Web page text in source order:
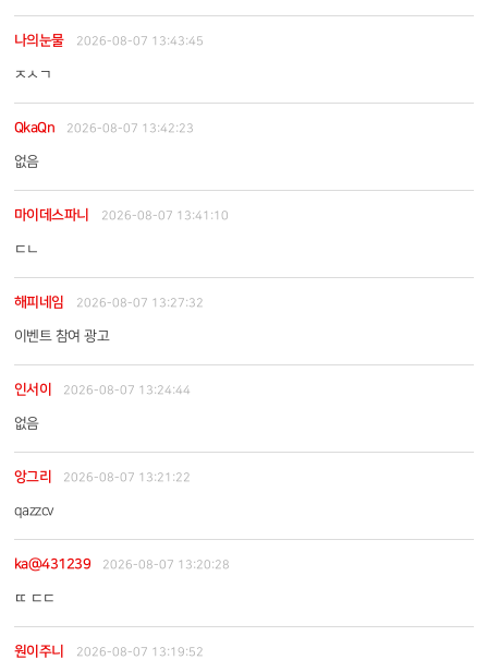
나의눈물 2026-08-07 13:43:45
ㅈㅅㄱ
QkaQn 2026-08-07 13:42:23
없음
마이데스파니 2026-08-07 13:41:10
ㄷㄴ
해피네임 2026-08-07 13:27:32
이벤트 참여 광고
인서이 2026-08-07 13:24:44
없음
앙그리 2026-08-07 13:21:22
qazzcv
ka@431239 2026-08-07 13:20:28
ㄸ ㄷㄷ
원이주니 2026-08-07 13:19:52